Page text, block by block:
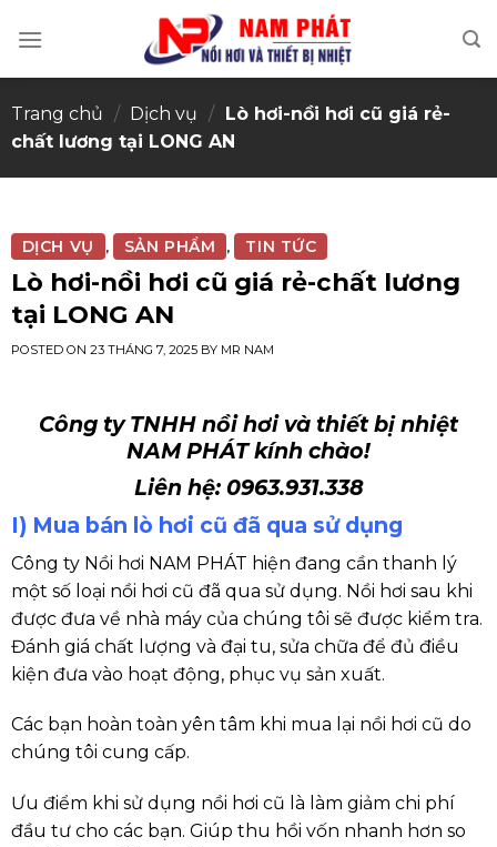
Trang chủ / Dịch vụ / Lò hơi-nồi hơi cũ giá rẻ-
chất lương tại LONG AN
DỊCH VỤ , SẢN PHẨM , TIN TỨC
Lò hơi-nồi hơi cũ giá rẻ-chất lương
tại LONG AN
POSTED ON 23 THÁNG 7, 2025BY MR NAM
Công ty TNHH nồi hơi và thiết bị nhiệt
NAM PHÁT kính chào!
Liên hệ: 0963.931.338
I) Mua bán lò hơi cũ đã qua sử dụng
Công ty Nồi hơi NAM PHÁT hiện đang cần thanh lý
một số loại nồi hơi cũ đã qua sử dụng. Nồi hơi sau khi
được đưa về nhà máy của chúng tôi sẽ được kiểm tra.
Đánh giá chất lượng và đại tu, sửa chữa để đủ điều
kiện đưa vào hoạt động, phục vụ sản xuất.
Các bạn hoàn toàn yên tâm khi mua lại nồi hơi cũ do
chúng tôi cung cấp.
Ưu điểm khi sử dụng nồi hơi cũ là làm giảm chi phí
đầu tư cho các bạn. Giúp thu hồi vốn nhanh hơn so